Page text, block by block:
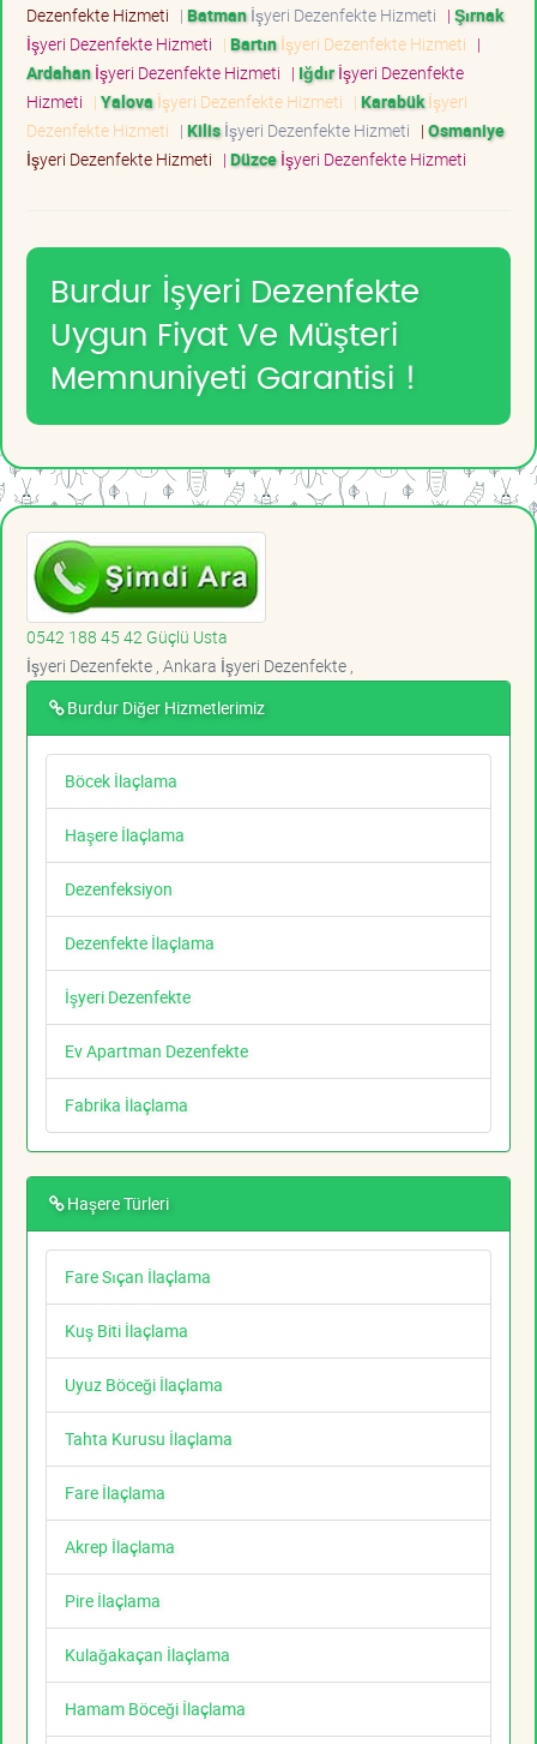
Dezenfekte Hizmeti | Batmanİşyeri Dezenfekte Hizmeti | Şırnak
İşyeri Dezenfekte Hizmeti | Bartınİşyeri Dezenfekte Hizmeti |
Ardahanİşyeri Dezenfekte Hizmeti | Iğdırİşyeri Dezenfekte
Hizmeti | Yalova İşyeri Dezenfekte Hizmeti | Karabükİşyeri
Dezenfekte Hizmeti | Kilisİşyeri Dezenfekte Hizmeti | Osmaniye
İşyeri Dezenfekte Hizmeti | Düzceİşyeri Dezenfekte Hizmeti
Burdur İşyeri Dezenfekte
Uygun Fiyat Ve Müşteri
Memnuniyeti Garantisi !
0542 188 45 42 Güçlü Usta
İşyeri Dezenfekte , Ankara İşyeri Dezenfekte ,
Burdur Diğer Hizmetlerimiz
Böcek İlaçlama
Haşere İlaçlama
Dezenfeksiyon
Dezenfekte İlaçlama
İşyeri Dezenfekte
Ev Apartman Dezenfekte
Fabrika İlaçlama
Haşere Türleri
Fare Sıçan İlaçlama
Kuş Biti İlaçlama
Uyuz Böceği İlaçlama
Tahta Kurusu İlaçlama
Fare İlaçlama
Akrep İlaçlama
Pire İlaçlama
Kulağakaçan İlaçlama
Hamam Böceği İlaçlama